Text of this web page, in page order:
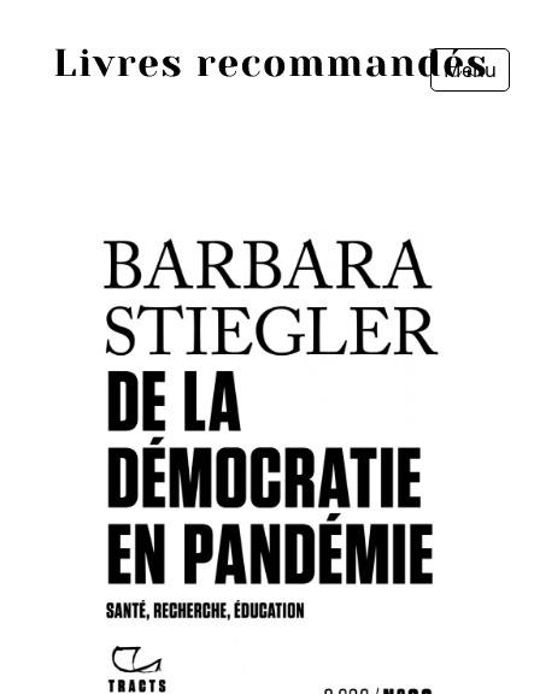
Menu
Sources
Personnes
Livres les plus recommandés
Prix littéraires
Fermer